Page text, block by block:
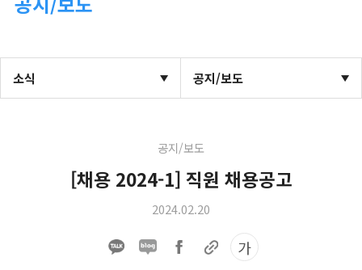
소식 공지/보도
공지/보도
[채용 2024-1] 직원 채용공고
2024.02.20
가